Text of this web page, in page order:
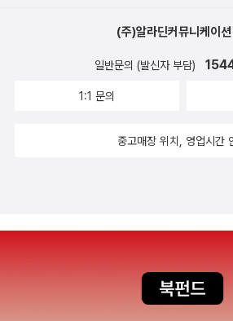
친구들에게 해주고싶은말,,정말 간단한 그
책웃음이 하나가득 담긴 그림책. 그저 하하
갔다가 아주 많은 책을 보고 왔다나도 모르
이제는 초등도서를 구입하게 되고그림책은
책 류가 너무너무 좋아할 그림책들이다요즘
(주)알라딘커뮤니케이션
일반문의 (발신자 부담)
1:1 문의
중고매장 위치, 영업시간